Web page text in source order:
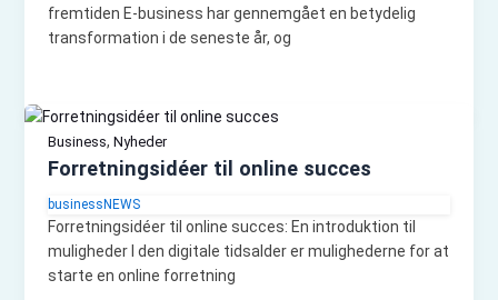
fremtiden E-business har gennemgået en betydelig
transformation i de seneste år, og
Business, Nyheder
Forretningsidéer til online succes
businessNEWS
Forretningsidéer til online succes: En introduktion til
muligheder I den digitale tidsalder er mulighederne for at
starte en online forretning